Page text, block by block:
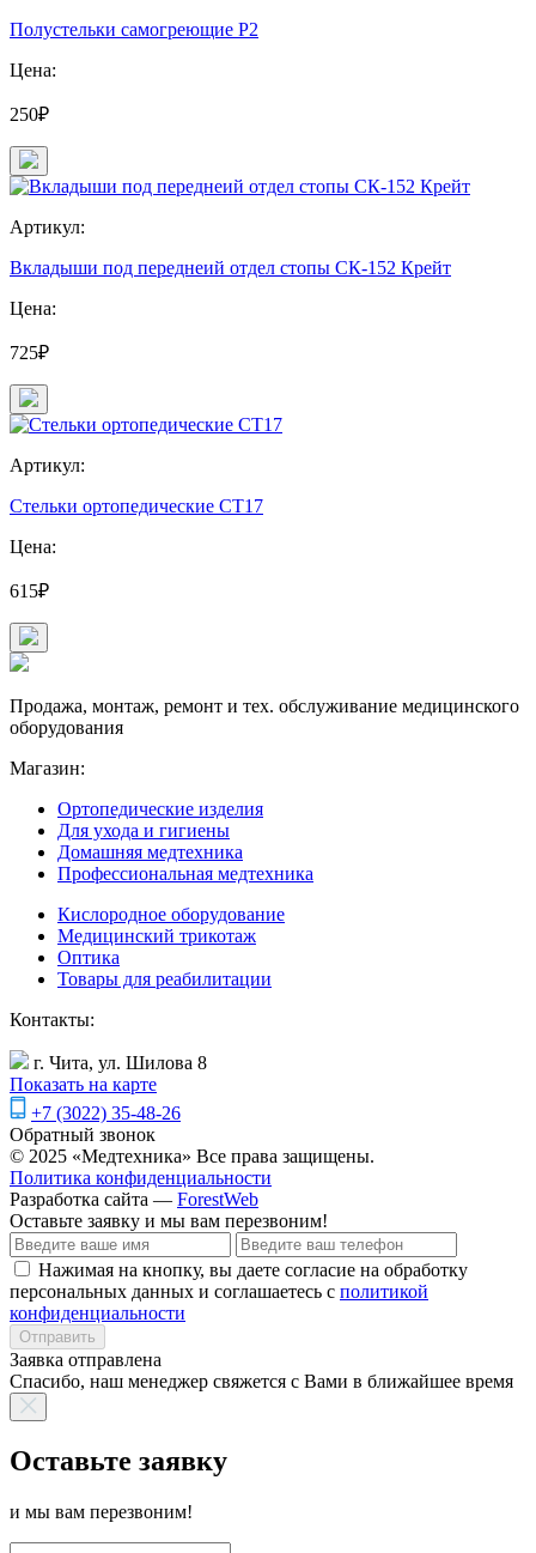
Полустельки самогреющие Р2
Цена:
250₽
Артикул:
Вкладыши под переднеий отдел стопы СК-152 Крейт
Цена:
725₽
Артикул:
Стельки ортопедические СТ17
Цена:
615₽
Продажа, монтаж, ремонт и тех. обслуживание медицинского
оборудования
Магазин:
Ортопедические изделия
Для ухода и гигиены
Домашняя медтехника
Профессиональная медтехника
Кислородное оборудование
Медицинский трикотаж
Оптика
Товары для реабилитации
Контакты:
г. Чита, ул. Шилова 8
Показать на карте
+7 (3022) 35-48-26
Обратный звонок
© 2025 «Медтехника» Все права защищены.
Политика конфиденциальности
Разработка сайта — ForestWeb
Оставьте заявку и мы вам перезвоним!
Нажимая на кнопку, вы даете согласие на обработку
персональных данных и соглашаетесь с политикой
конфиденциальности
Отправить
Заявка отправлена
Спасибо, наш менеджер свяжется с Вами в ближайшее время
Оставьте заявку
и мы вам перезвоним!